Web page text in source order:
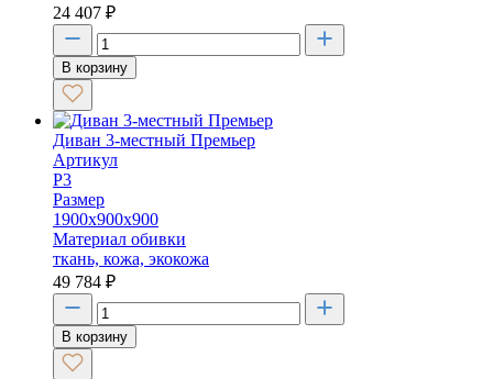
24 407 ₽
В корзину
Диван 3-местный Премьер
Артикул
P3
Размер
1900х900х900
Материал обивки
ткань, кожа, экокожа
49 784 ₽
В корзину